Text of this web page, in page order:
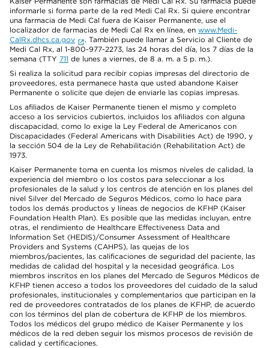
informarle si forma parte de la red Medi Cal Rx. Si quiere encontrar
una farmacia de Medi Cal fuera de Kaiser Permanente, use el
localizador de farmacias de Medi Cal Rx en línea, en www.Medi-
CalRx.dhcs.ca.gov
. También puede llamar a Servicio al Cliente de
Medi Cal Rx, al 1-800-977-2273, las 24 horas del día, los 7 días de la
semana (TTY 711 de lunes a viernes, de 8 a. m. a 5 p. m.).
Si realiza la solicitud para recibir copias impresas del directorio de
proveedores, esta permanece hasta que usted abandone Kaiser
Permanente o solicite que dejen de enviarle las copias impresas.
Los afiliados de Kaiser Permanente tienen el mismo y completo
acceso a los servicios cubiertos, incluidos los afiliados con alguna
discapacidad, como lo exige la Ley Federal de Americanos con
Discapacidades (Federal Americans with Disabilities Act) de 1990, y
la sección 504 de la Ley de Rehabilitación (Rehabilitation Act) de
1973.
Kaiser Permanente toma en cuenta los mismos niveles de calidad, la
experiencia del miembro o los costos para seleccionar a los
profesionales de la salud y los centros de atención en los planes del
nivel Silver del Mercado de Seguros Médicos, como lo hace para
todos los demás productos y líneas de negocios de KFHP (Kaiser
Foundation Health Plan). Es posible que las medidas incluyan, entre
otras, el rendimiento de Healthcare Effectiveness Data and
Information Set (HEDIS)/Consumer Assessment of Healthcare
Providers and Systems (CAHPS), las quejas de los
miembros/pacientes, las calificaciones de seguridad del paciente, las
medidas de calidad del hospital y la necesidad geográfica. Los
miembros inscritos en los planes del Mercado de Seguros Médicos de
KFHP tienen acceso a todos los proveedores del cuidado de la salud
profesionales, institucionales y complementarios que participan en la
red de proveedores contratados de los planes de KFHP, de acuerdo
con los términos del plan de cobertura de KFHP de los miembros.
Todos los médicos del grupo médico de Kaiser Permanente y los
médicos de la red deben seguir los mismos procesos de revisión de
calidad y certificaciones.